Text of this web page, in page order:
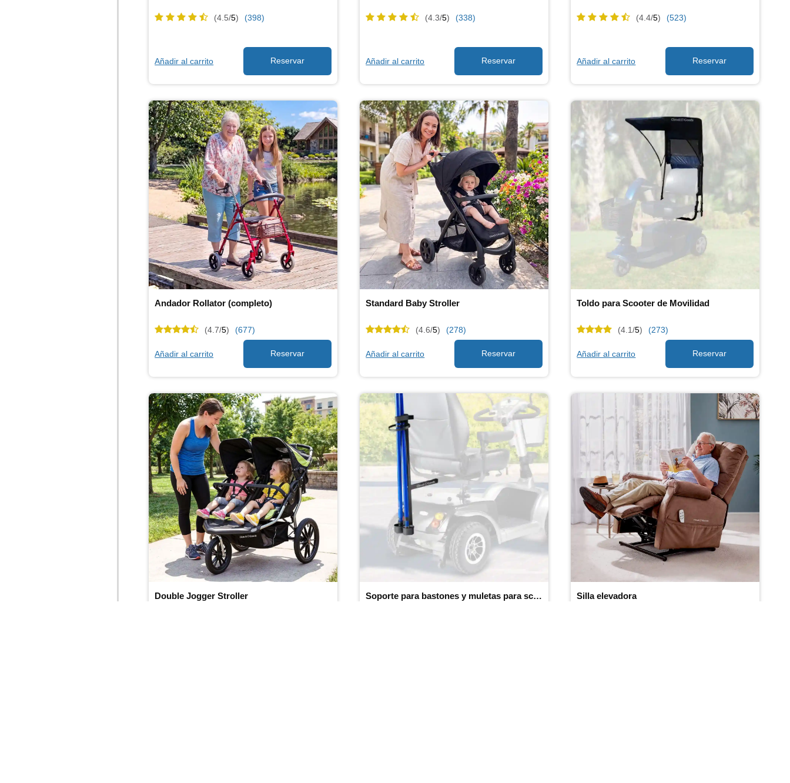
(4.5/5) (398)
Añadir al carrito
(4.3/5) (338)
Añadir al carrito
(4.4/5) (523)
Añadir al carrito
Andador Rollator (completo)
(4.7/5) (677)
Añadir al carrito
Standard Baby Stroller
(4.6/5) (278)
Añadir al carrito
Toldo para Scooter de Movilidad
(4.1/5) (273)
Añadir al carrito
Double Jogger Stroller Soporte para bastones y muletas para scooter de movilidad Silla elevadora